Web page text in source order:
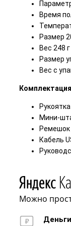
Время
Размер
Вес 248 г
Размер
Вес с
Комплектация
Мини-
Ремешок
Кабель
Можно